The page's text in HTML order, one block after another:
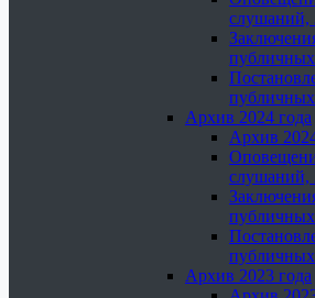
слушаний,
Архив 2024 года
Архив
слушаний,
Архив 2023 года